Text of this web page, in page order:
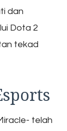
dan
Dota 2
tekad
telah